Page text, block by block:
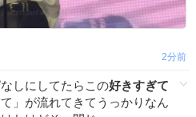
2分前
しにしてたらこの好きすぎて
」が流れてきてうっかりなん